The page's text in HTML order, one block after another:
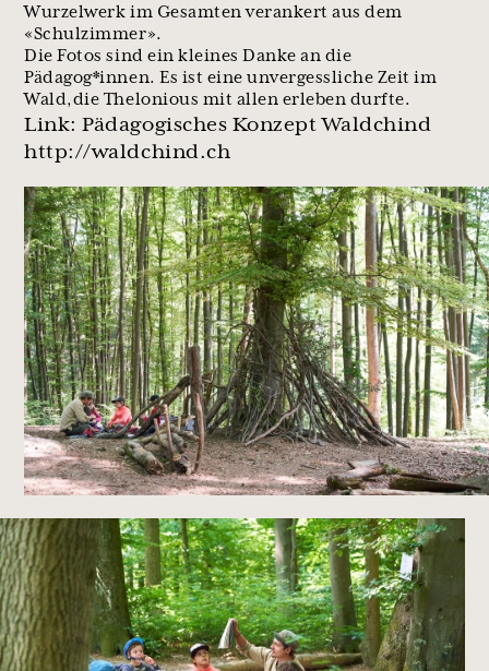
Wurzelwerk im Gesamten verankert aus dem
«Schulzimmer».
Die Fotos sind ein kleines Danke an die
Pädagog*innen. Es ist eine unvergessliche Zeit im
Wald,die Thelonious mit allen erleben durfte.
Link: Pädagogisches Konzept Waldchind
http://waldchind.ch